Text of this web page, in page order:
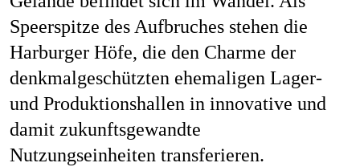
Speerspitze des Aufbruches stehen die
Harburger Höfe, die den Charme der
denkmalgeschützten ehemaligen Lager-
und Produktionshallen in innovative und
damit zukunftsgewandte
Nutzungseinheiten transferieren.